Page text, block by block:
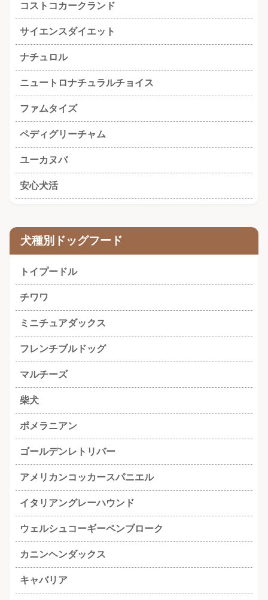
コストコカークランド
サイエンスダイエット
ナチュロル
ニュートロナチュラルチョイス
ファムタイズ
ペディグリーチャム
ユーカヌバ
安心犬活
犬種別ドッグフード
トイプードル
チワワ
ミニチュアダックス
フレンチブルドッグ
マルチーズ
柴犬
ポメラニアン
ゴールデンレトリバー
アメリカンコッカースパニエル
イタリアングレーハウンド
ウェルシュコーギーペンブローク
カニンヘンダックス
キャバリア